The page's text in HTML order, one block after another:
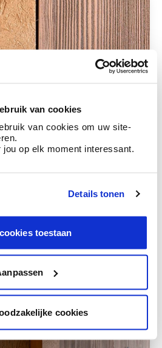
van cookies
van cookies om uw site-
op elk moment interessant.
Details tonen
toestaan
cookies